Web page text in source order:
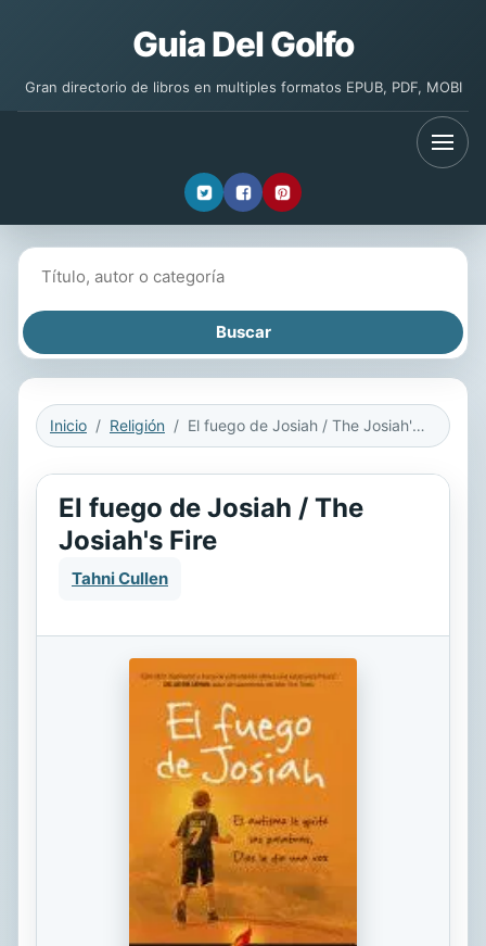
Guia Del Golfo
Gran directorio de libros en multiples formatos EPUB, PDF, MOBI
Inicio Religión El fuego de Josiah / The Josiah's Fire
El fuego de Josiah / The
Josiah's Fire
Tahni Cullen